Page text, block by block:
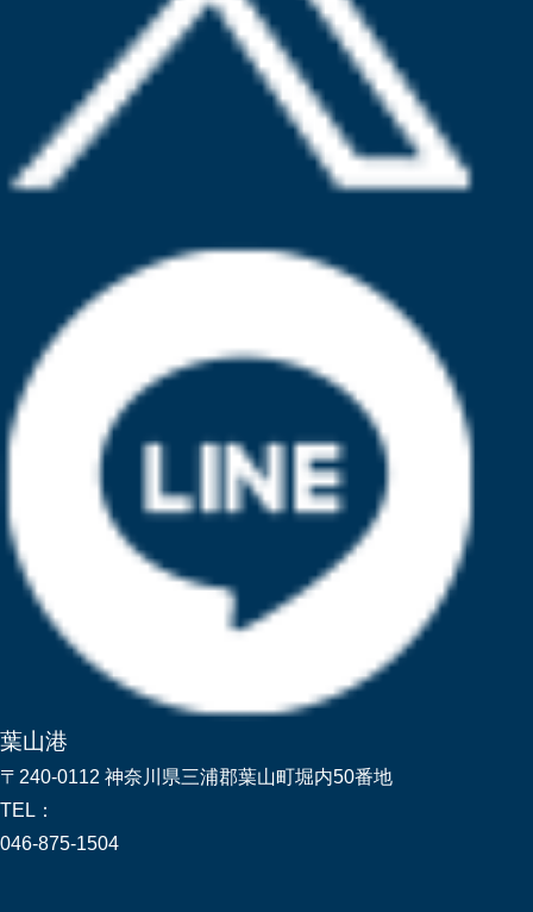
葉山港
〒240-0112 神奈川県三浦郡葉山町堀内50番地
TEL：
046-875-1504